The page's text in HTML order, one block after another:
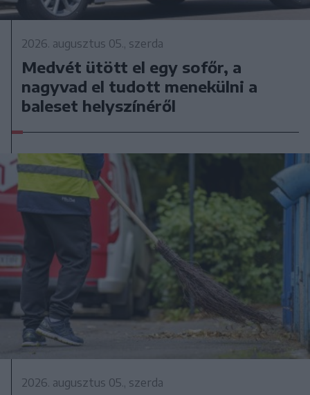
2026. augusztus 05., szerda
Medvét ütött el egy sofőr, a
nagyvad el tudott menekülni a
baleset helyszínéről
2026. augusztus 05., szerda